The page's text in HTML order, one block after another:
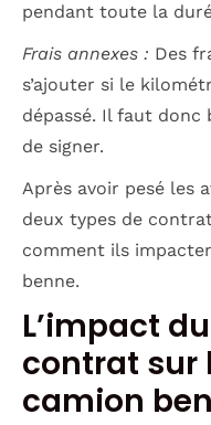
pendant toute la
Frais annexes : Des
s’ajouter si le
dépassé. Il faut donc
de signer.
Après avoir pesé les
deux types de
comment ils
benne.
L’impact
contrat sur
camion